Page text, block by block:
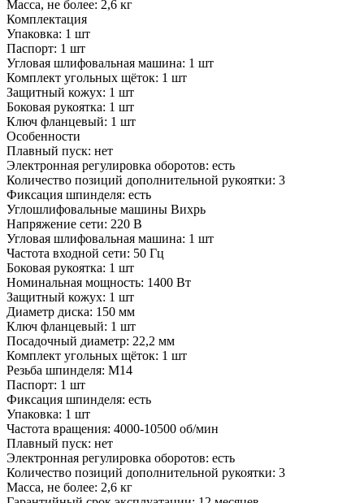
Масса, не более: 2,6 кг
Комплектация
Упаковка: 1 шт
Паспорт: 1 шт
Угловая шлифовальная машина: 1 шт
Комплект угольных щёток: 1 шт
Защитный кожух: 1 шт
Боковая рукоятка: 1 шт
Ключ фланцевый: 1 шт
Особенности
Плавный пуск: нет
Электронная регулировка оборотов: есть
Количество позиций дополнительной рукоятки: 3
Фиксация шпинделя: есть
Углошлифовальные машины Вихрь
Напряжение сети: 220 В
Угловая шлифовальная машина: 1 шт
Частота входной сети: 50 Гц
Боковая рукоятка: 1 шт
Номинальная мощность: 1400 Вт
Защитный кожух: 1 шт
Диаметр диска: 150 мм
Ключ фланцевый: 1 шт
Посадочный диаметр: 22,2 мм
Комплект угольных щёток: 1 шт
Резьба шпинделя: М14
Паспорт: 1 шт
Фиксация шпинделя: есть
Упаковка: 1 шт
Частота вращения: 4000-10500 об/мин
Плавный пуск: нет
Электронная регулировка оборотов: есть
Количество позиций дополнительной рукоятки: 3
Масса, не более: 2,6 кг